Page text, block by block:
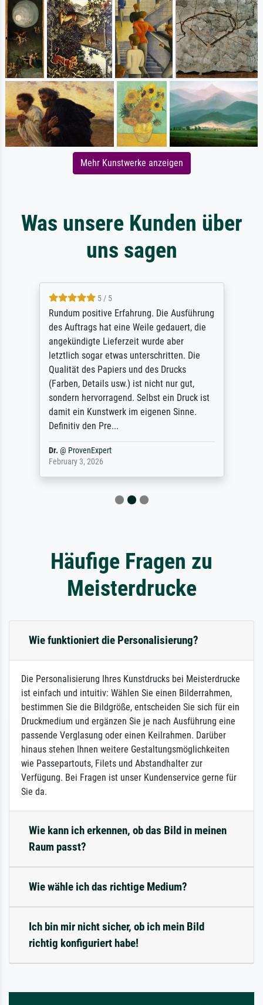
Mehr Kunstwerke anzeigen
Was unsere Kunden über
uns sagen
5 / 5
Rundum positive Erfahrung. Die Ausführung
des Auftrags hat eine Weile gedauert, die
angekündigte Lieferzeit wurde aber
letztlich sogar etwas unterschritten. Die
Qualität des Papiers und des Drucks
(Farben, Details usw.) ist nicht nur gut,
sondern hervorragend. Selbst ein Druck ist
damit ein Kunstwerk im eigenen Sinne.
Definitiv den Pre...
Dr. @ ProvenExpert
February 3, 2026
Häufige Fragen zu
Meisterdrucke
Wie funktioniert die Personalisierung?
Die Personalisierung Ihres Kunstdrucks bei Meisterdrucke
ist einfach und intuitiv: Wählen Sie einen Bilderrahmen,
bestimmen Sie die Bildgröße, entscheiden Sie sich für ein
Druckmedium und ergänzen Sie je nach Ausführung eine
passende Verglasung oder einen Keilrahmen. Darüber
hinaus stehen Ihnen weitere Gestaltungsmöglichkeiten
wie Passepartouts, Filets und Abstandhalter zur
Verfügung. Bei Fragen ist unser Kundenservice gerne für
Sie da.
Wie kann ich erkennen, ob das Bild in meinen
Raum passt?
Wie wähle ich das richtige Medium?
Ich bin mir nicht sicher, ob ich mein Bild
richtig konfiguriert habe!